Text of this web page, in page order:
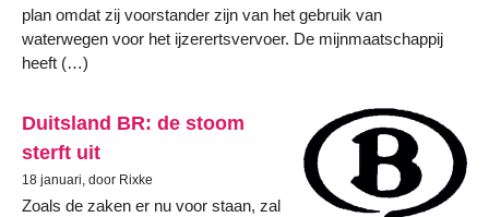
plan omdat zij voorstander zijn van het gebruik van
waterwegen voor het ijzerertsvervoer. De mijnmaatschappij
heeft (…)
Duitsland BR: de stoom
sterft uit
18 januari, door Rixke
Zoals de zaken er nu voor staan, zal